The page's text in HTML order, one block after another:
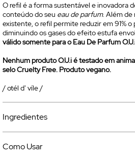
O refil é a forma sustentável e inovadora
conteúdo do seu eau de parfum. Além de
existente, o refil permite reduzir em 91% o
diminuindo os gases do efeito estufa
válido somente para oEau De Parfum
Nenhum produto O.U.i é testado em
seloCruelty Free. Produto vegano.
/ otél d' víle /
Ingredientes
Como Usar